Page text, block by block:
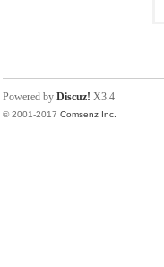
Powered by Discuz! X3.4
© 2001-2017 Comsenz Inc.